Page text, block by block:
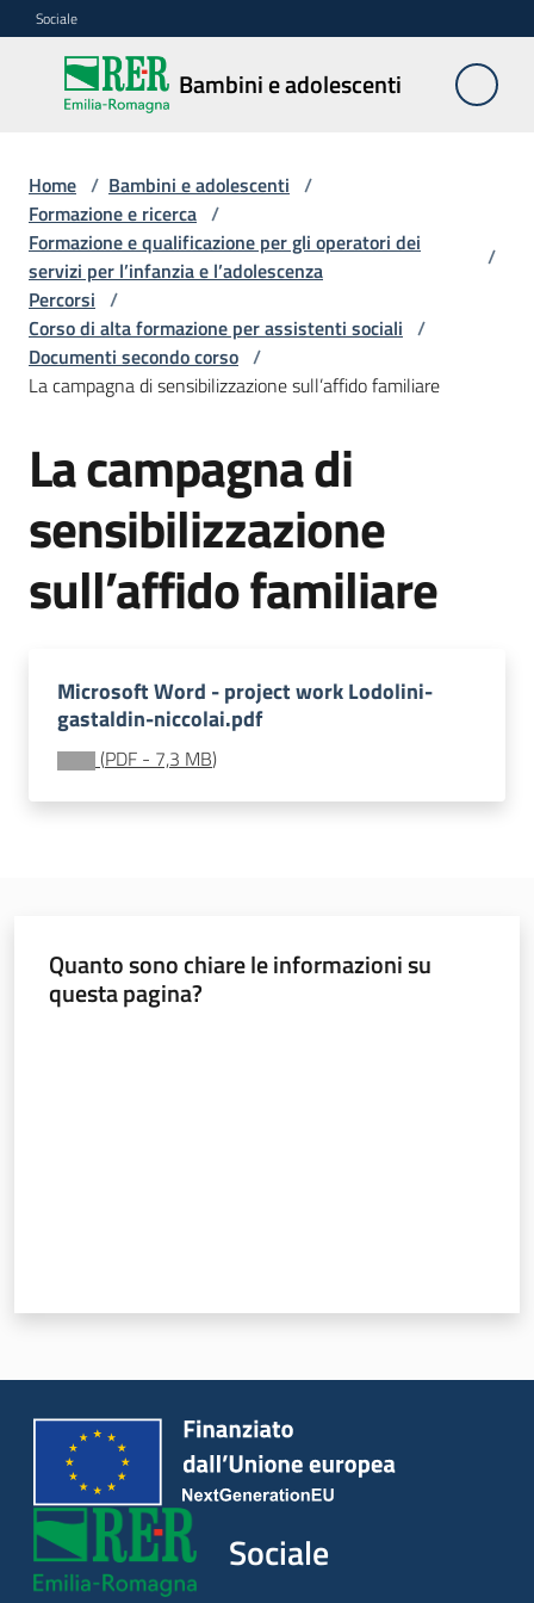
Vai al contenuto
Vai alla navigazione
Vai al footer
Sociale
Bambini e adolescenti
Bambini e
adolescenti
Accoglienza,
tutela
e
sostegno
Adolescenza
Centri
estivi
e
soggiorni
socioeducativi
ricerca
Menu selezionato
Piani Programmi
Progetti
Home / Bambini e adolescenti /
Formazione e ricerca /
Formazione e qualificazione per gli operatori dei
servizi per l’infanzia e l’adolescenza
/
Percorsi /
Corso di alta formazione per assistenti sociali /
Documenti secondo corso /
La campagna di sensibilizzazione sull’affido familiare
La campagna di
sensibilizzazione
sull’affido familiare
Microsoft Word - project work Lodolini-
gastaldin-niccolai.pdf
(PDF - 7,3 MB)
Quanto sono chiare le informazioni su
questa pagina?
Sociale